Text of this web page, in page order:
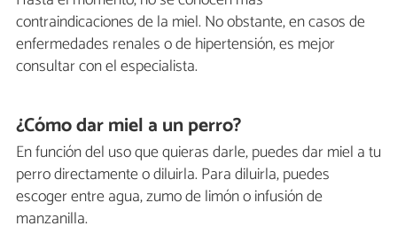
contraindicaciones de la miel. No obstante, en casos de
enfermedades renales o de hipertensión, es mejor
consultar con el especialista.
¿Cómo dar miel a un perro?
En función del uso que quieras darle, puedes dar miel a tu
perro directamente o diluirla. Para diluirla, puedes
escoger entre agua, zumo de limón o infusión de
manzanilla.